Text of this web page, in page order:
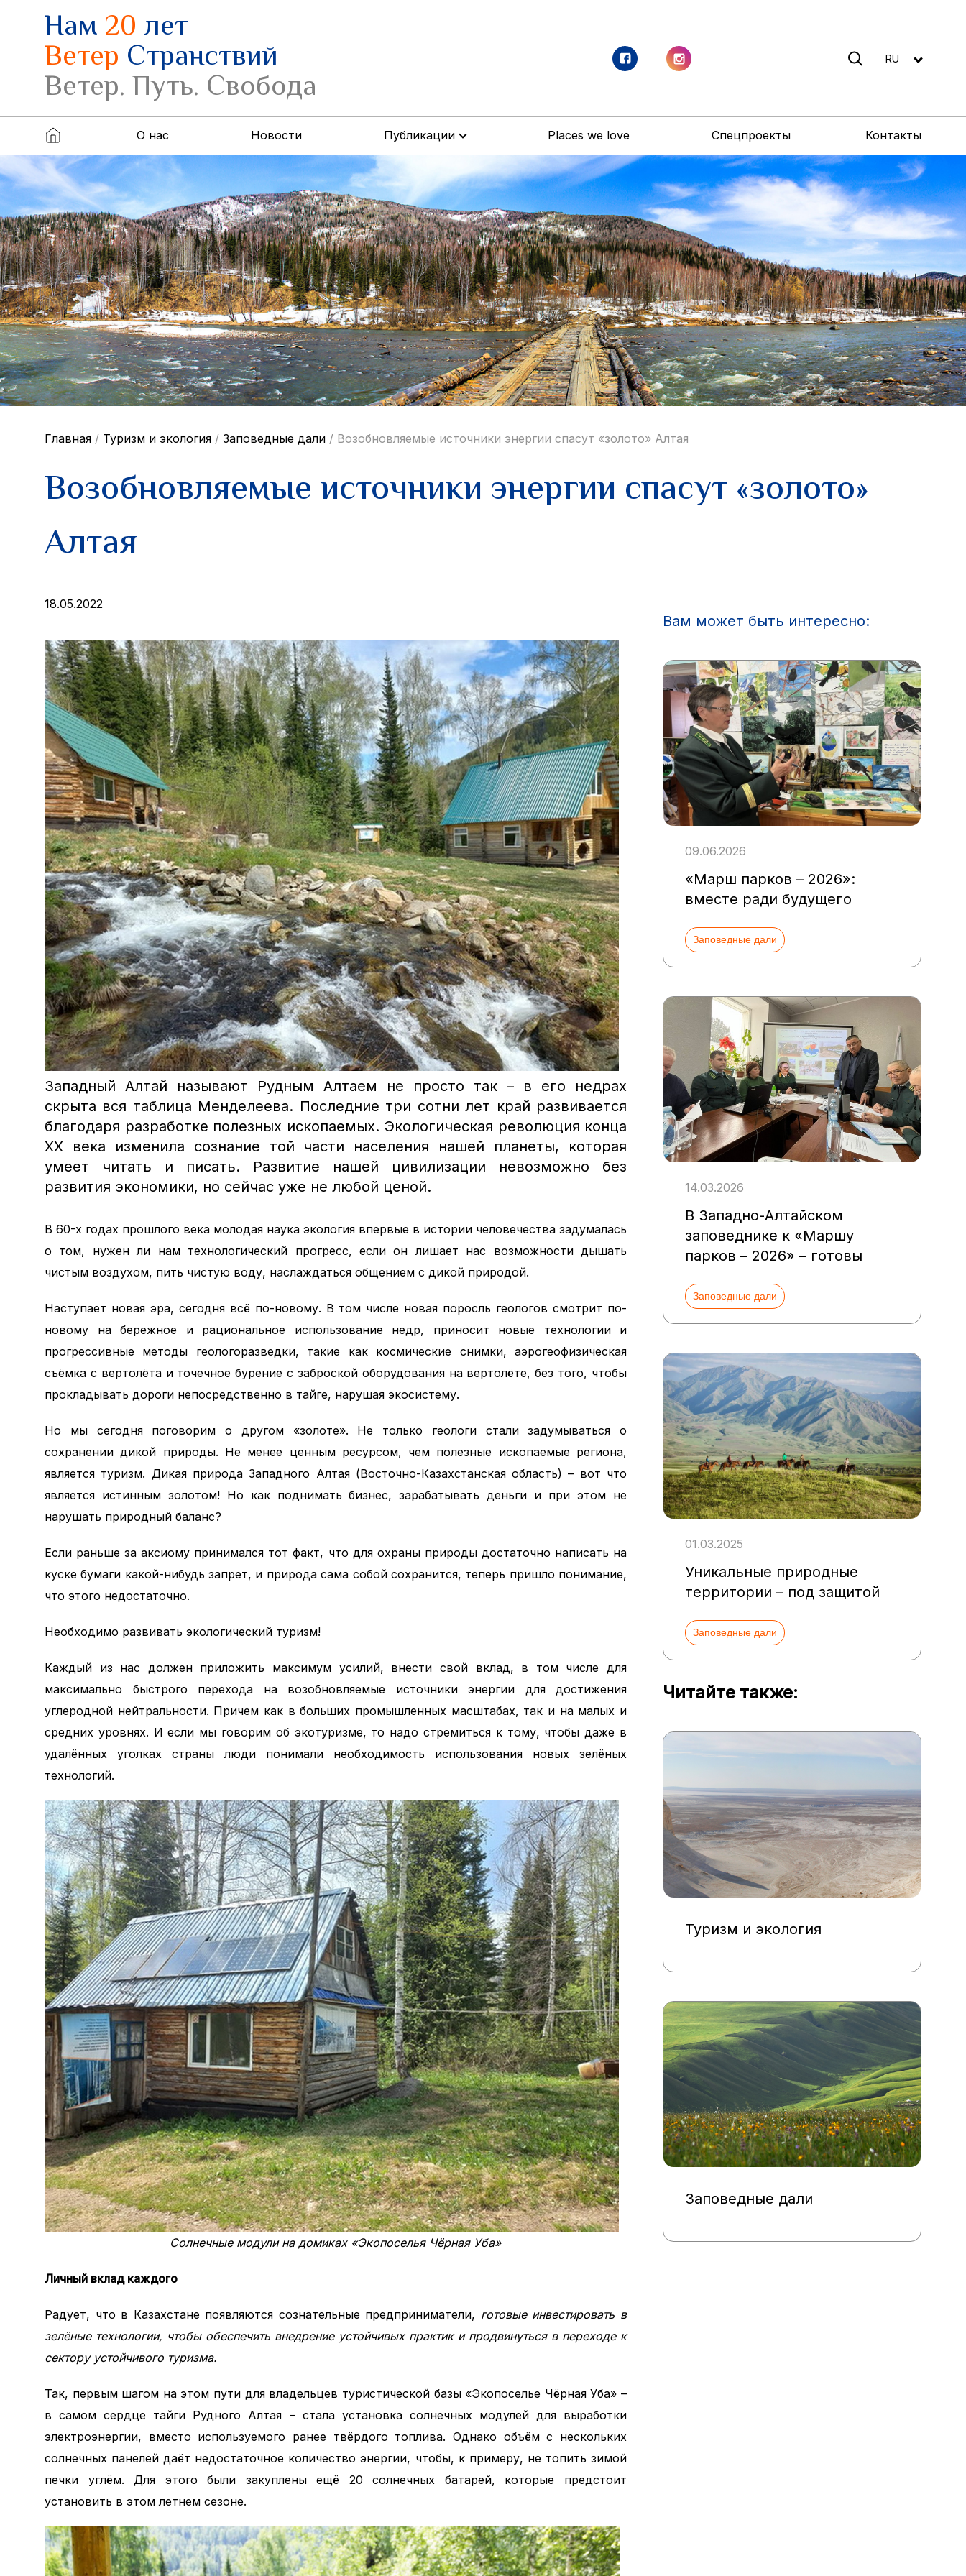
Нам20лет
Ветер Странствий
Ветер. Путь. Свобода
RU
О нас Новости Публикации Places we love Спецпроекты Контакты
Главная / Туризм и экология / Заповедные дали / Возобновляемые источники энергии спасут «золото» Алтая
Возобновляемые источники энергии спасут «золото»
Алтая
18.05.2022
Западный Алтай называют Рудным Алтаем не просто так – в его недрах
скрыта вся таблица Менделеева. Последние три сотни лет край развивается
благодаря разработке полезных ископаемых. Экологическая революция конца
ХХ века изменила сознание той части населения нашей планеты, которая
умеет читать и писать. Развитие нашей цивилизации невозможно без
развития экономики, но сейчас уже не любой ценой.
В 60-х годах прошлого века молодая наука экология впервые в истории человечества задумалась
о том, нужен ли нам технологический прогресс, если он лишает нас возможности дышать
чистым воздухом, пить чистую воду, наслаждаться общением с дикой природой.
Наступает новая эра, сегодня всё по-новому. В том числе новая поросль геологов смотрит по-
новому на бережное и рациональное использование недр, приносит новые технологии и
прогрессивные методы геологоразведки, такие как космические снимки, аэрогеофизическая
съёмка с вертолёта и точечное бурение с заброской оборудования на вертолёте, без того, чтобы
прокладывать дороги непосредственно в тайге, нарушая экосистему.
Но мы сегодня поговорим о другом «золоте». Не только геологи стали задумываться о
сохранении дикой природы. Не менее ценным ресурсом, чем полезные ископаемые региона,
является туризм. Дикая природа Западного Алтая (Восточно-Казахстанская область) – вот что
является истинным золотом! Но как поднимать бизнес, зарабатывать деньги и при этом не
нарушать природный баланс?
Если раньше за аксиому принимался тот факт, что для охраны природы достаточно написать на
куске бумаги какой-нибудь запрет, и природа сама собой сохранится, теперь пришло понимание,
что этого недостаточно.
Необходимо развивать экологический туризм!
Каждый из нас должен приложить максимум усилий, внести свой вклад, в том числе для
максимально быстрого перехода на возобновляемые источники энергии для достижения
углеродной нейтральности. Причем как в больших промышленных масштабах, так и на малых и
средних уровнях. И если мы говорим об экотуризме, то надо стремиться к тому, чтобы даже в
удалённых уголках страны люди понимали необходимость использования новых зелёных
технологий.
Солнечные модули на домиках «Экопоселья Чёрная Уба»
Личный вклад каждого
Радует, что в Казахстане появляются сознательные предприниматели, готовые инвестировать в
зелёные технологии, чтобы обеспечить внедрение устойчивых практик и продвинуться в переходе к
сектору устойчивого туризма.
Так, первым шагом на этом пути для владельцев туристической базы «Экопоселье Чёрная Уба» –
в самом сердце тайги Рудного Алтая – стала установка солнечных модулей для выработки
электроэнергии, вместо используемого ранее твёрдого топлива. Однако объём с нескольких
солнечных панелей даёт недостаточное количество энергии, чтобы, к примеру, не топить зимой
печки углём. Для этого были закуплены ещё 20 солнечных батарей, которые предстоит
установить в этом летнем сезоне.
Вам может быть интересно:
09.06.2026
«Марш парков – 2026»:
вместе ради будущего
Заповедные дали
14.03.2026
В Западно-Алтайском
заповеднике к «Маршу
парков – 2026» – готовы
Заповедные дали
01.03.2025
Уникальные природные
территории – под защитой
Заповедные дали
Читайте также:
Туризм и экология
Заповедные дали